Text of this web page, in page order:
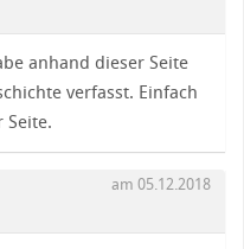
anhand dieser Seite
verfasst. Einfach
Seite.
am 05.12.2018